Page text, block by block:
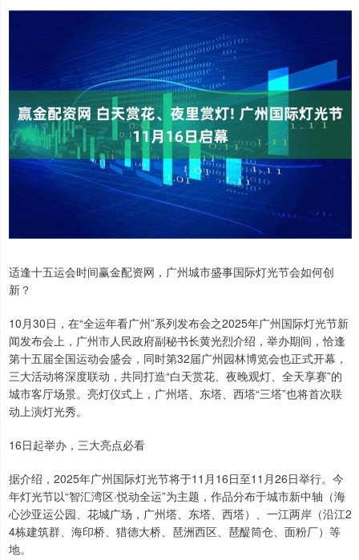
适逢十五运会时间赢金配资网，广州城市盛事国际灯光节会如何创
新？
10月30日，在“全运年看广州”系列发布会之2025年广州国际灯光节新
闻发布会上，广州市人民政府副秘书长黄光烈介绍，举办期间，恰逢
第十五届全国运动会盛会，同时第32届广州园林博览会也正式开幕，
三大活动将深度联动，共同打造“白天赏花、夜晚观灯、全天享赛”的
城市客厅场景。亮灯仪式上，广州塔、东塔、西塔“三塔”也将首次联
动上演灯光秀。
16日起举办，三大亮点必看
据介绍，2025年广州国际灯光节将于11月16日至11月26日举行。今
年灯光节以“智汇湾区·悦动全运”为主题，作品分布于城市新中轴（海
心沙亚运公园、花城广场，广州塔、东塔、西塔）、一江两岸（沿江2
4栋建筑群、海印桥、猎德大桥、琶洲西区、琶醍筒仓、面粉厂）等
地。